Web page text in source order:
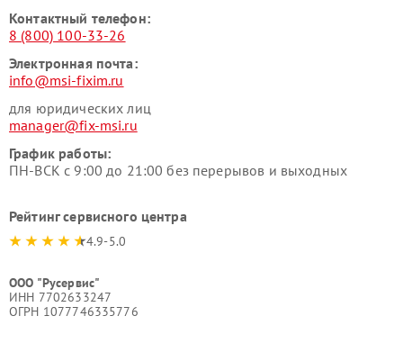
Контактный телефон:
8 (800) 100-33-26
Электронная почта:
info@msi-fixim.ru
для юридических лиц
manager@fix-msi.ru
График работы:
ПН-ВСК с 9:00 до 21:00 без перерывов и выходных
Рейтинг сервисного центра
4.9-5.0
ООО "Русервис"
ИНН 7702633247
ОГРН 1077746335776